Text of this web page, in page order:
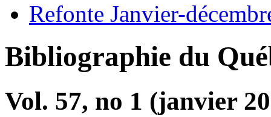
Refonte Janvier-
Bibliographie du
Vol. 57, no 1 (janvier